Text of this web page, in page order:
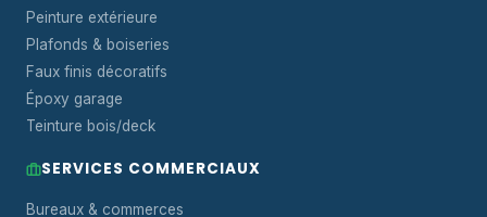
Peinture extérieure
Plafonds & boiseries
Faux finis décoratifs
Époxy garage
Teinture bois/deck
SERVICES COMMERCIAUX
Bureaux & commerces